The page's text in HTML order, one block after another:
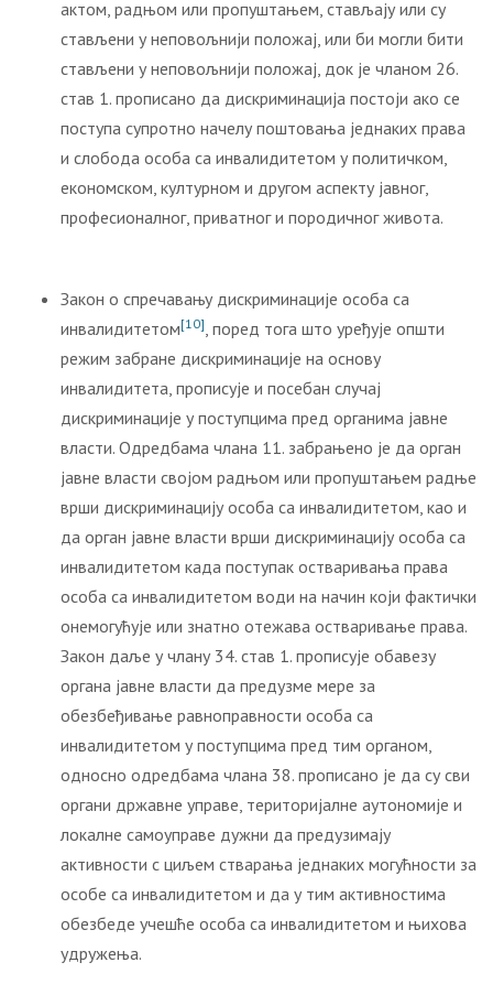
актом, радњом или пропуштањем, стављају или су
стављени у неповољнији положај, или би могли бити
стављени у неповољнији положај, док је чланом 26.
став 1. прописано да дискриминација постоји ако се
поступа супротно начелу поштовања једнаких права
и слобода особа са инвалидитетом у политичком,
економском, културном и другом аспекту јавног,
професионалног, приватног и породичног живота.
Закон о спречавању дискриминације особа са
инвалидитетом[10], поред тога што уређује општи
режим забране дискриминације на основу
инвалидитета, прописује и посебан случај
дискриминације у поступцима пред органима јавне
власти. Одредбама члана 11. забрањено је да орган
јавне власти својом радњом или пропуштањем радње
врши дискриминацију особа са инвалидитетом, као и
да орган јавне власти врши дискриминацију особа са
инвалидитетом када поступак остваривања права
особа са инвалидитетом води на начин који фактички
онемогућује или знатно отежава остваривање права.
Закон даље у члану 34. став 1. прописује обавезу
органа јавне власти да предузме мере за
обезбеђивање равноправности особа са
инвалидитетом у поступцима пред тим органом,
односно одредбама члана 38. прописано је да су сви
органи државне управе, територијалне аутономије и
локалне самоуправе дужни да предузимају
активности с циљем стварања једнаких могућности за
особе са инвалидитетом и да у тим активностима
обезбеде учешће особа са инвалидитетом и њихова
удружења.